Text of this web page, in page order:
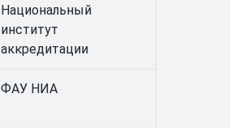
Национальный
институт
аккредитации
ФАУ НИА